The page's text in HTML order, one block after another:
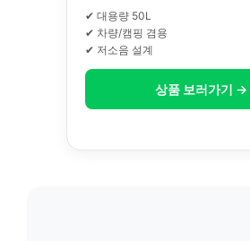
✔ 대용량 50L
✔ 차량/캠핑 겸용
✔ 저소음 설계
상품 보러가기 →